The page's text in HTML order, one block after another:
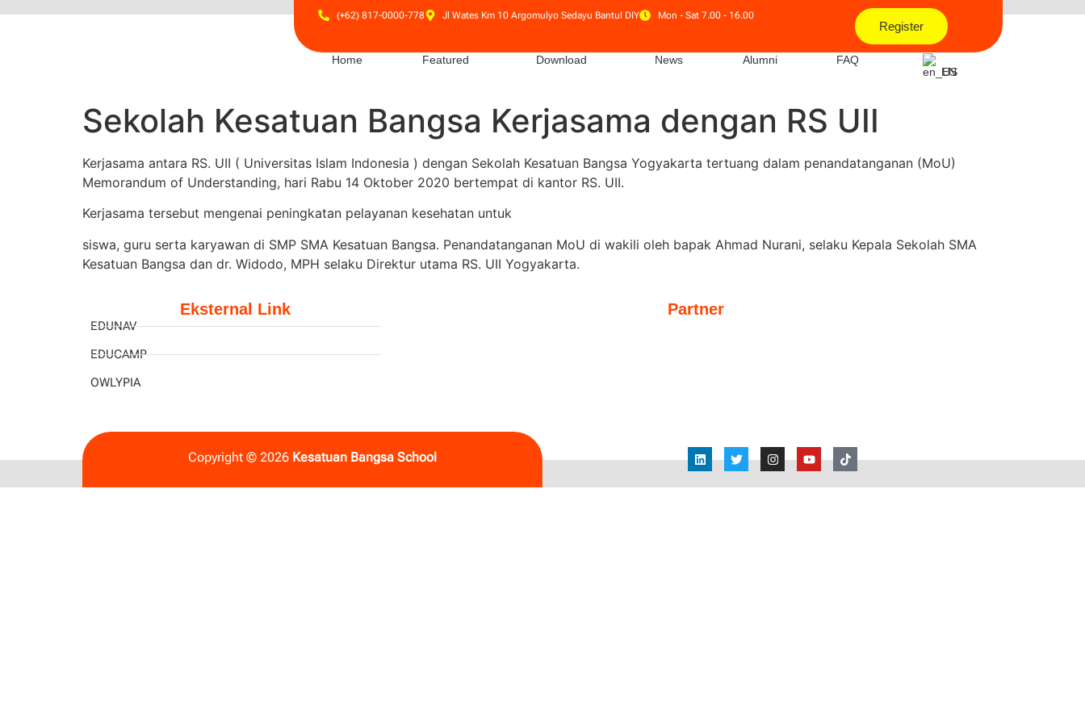
(+62) 817-0000-778 Jl Wates Km 10 Argomulyo Sedayu Bantul DIY Mon - Sat 7.00 - 16.00
Register
Home Featured Download News Alumni
FAQ
EN
Sekolah Kesatuan Bangsa Kerjasama dengan RS UII
Kerjasama antara RS. UII ( Universitas Islam Indonesia ) dengan Sekolah Kesatuan Bangsa Yogyakarta tertuang dalam penandatanganan (MoU)
Memorandum of Understanding, hari Rabu 14 Oktober 2020 bertempat di kantor RS. UII.
Kerjasama tersebut mengenai peningkatan pelayanan kesehatan untuk
siswa, guru serta karyawan di SMP SMA Kesatuan Bangsa. Penandatanganan MoU di wakili oleh bapak Ahmad Nurani, selaku Kepala Sekolah SMA
Kesatuan Bangsa dan dr. Widodo, MPH selaku Direktur utama RS. UII Yogyakarta.
Eksternal Link
EDUNAV
EDUCAMP
OWLYPIA
Partner
Copyright © 2026 Kesatuan Bangsa School